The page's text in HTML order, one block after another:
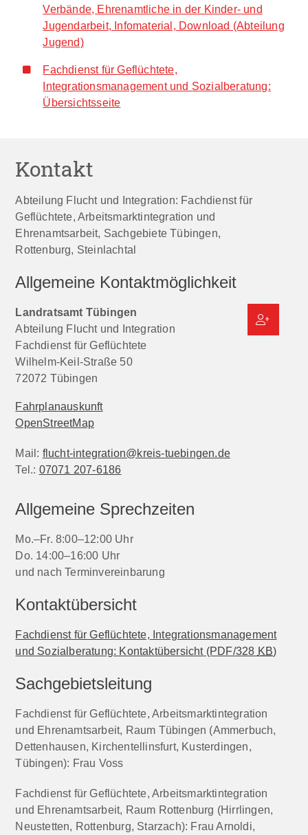
Verbände, Ehrenamtliche in der Kinder- und
Jugendarbeit, Infomaterial, Download (Abteilung
Jugend)
Fachdienst für Geflüchtete,
Integrationsmanagement und Sozialberatung:
Übersichtsseite
Kontakt
Abteilung Flucht und Integration: Fachdienst für
Geflüchtete, Arbeitsmarktintegration und
Ehrenamtsarbeit, Sachgebiete Tübingen,
Rottenburg, Steinlachtal
Allgemeine Kontaktmöglichkeit
Landratsamt Tübingen
Abteilung Flucht und Integration
Fachdienst für Geflüchtete
Wilhelm-Keil-Straße 50
72072 Tübingen
Fahrplanauskunft
OpenStreetMap
Mail: flucht-integration@kreis-tuebingen.de
Tel.: 07071 207-6186
Allgemeine Sprechzeiten
Mo.–Fr. 8:00–12:00 Uhr
Do. 14:00–16:00 Uhr
und nach Terminvereinbarung
Kontaktübersicht
Fachdienst für Geflüchtete, Integrationsmanagement
und Sozialberatung: Kontaktübersicht(PDF/328 KB)
Sachgebietsleitung
Fachdienst für Geflüchtete, Arbeitsmarktintegration
und Ehrenamtsarbeit, Raum Tübingen (Ammerbuch,
Dettenhausen, Kirchentellinsfurt, Kusterdingen,
Tübingen): Frau Voss
Fachdienst für Geflüchtete, Arbeitsmarktintegration
und Ehrenamtsarbeit, Raum Rottenburg (Hirrlingen,
Neustetten, Rottenburg, Starzach): Frau Arnoldi,